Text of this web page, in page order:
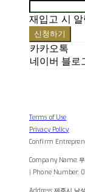
재입고 시 알
신청하기
카카오톡
네이버 블로
Terms of Use
Privacy Policy
Confirm
Company Name:
| Phone Number: